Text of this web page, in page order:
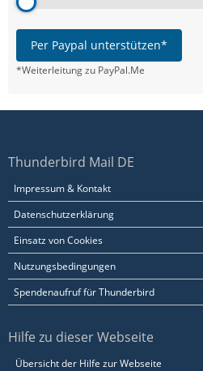
Per Paypal unterstützen*
*Weiterleitung zu PayPal.Me
Thunderbird Mail DE
Impressum & Kontakt
Datenschutzerklärung
Einsatz von Cookies
Nutzungsbedingungen
Spendenaufruf für Thunderbird
Hilfe zu dieser Webseite
Übersicht der Hilfe zur Webseite